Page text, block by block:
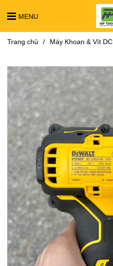
MENU
Trang chủ / Máy Khoan & Vít DC